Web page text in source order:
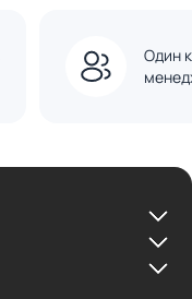
Один